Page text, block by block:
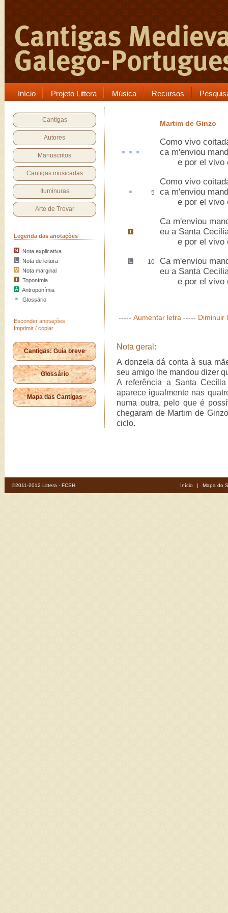
Início Projeto Littera Música Recursos
Cantigas
Autores
Manuscritos
Cantigas musicadas
Iluminuras
Arte de Trovar
Legenda das anotações
Nota explicativa
Nota de leitura
Nota marginal
Toponímia
Antroponímia
Glossário
Esconder anotações
Imprimir / copiar
Cantigas: Guia breve
Glossário
Mapa das Cantigas
Martim de Ginzo
Como vivo
ca m'enviou
e por el vivo
Como vivo
5
ca m'enviou
e por el vivo
Ca m'enviou
eu a Santa
e por el vivo
10
Ca m'enviou
eu a Santa
e por el vivo
----- Aumentar letra ----- Diminuir
Nota geral:
A donzela dá conta à sua
seu amigo lhe mandou dizer
A referência a Santa
aparece igualmente nas
numa outra, pelo que é
chegaram de Martim de
ciclo.
©2011-2012 Littera - FCSH Início | Mapa do